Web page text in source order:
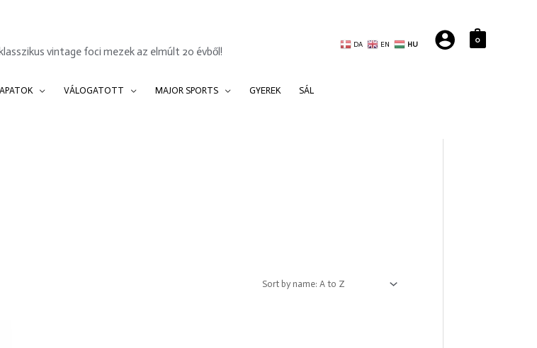
vintage foci mezek az elmúlt 20 évből!
DA EN HU 0
VÁLOGATOTT MAJOR SPORTS GYEREK SÁL